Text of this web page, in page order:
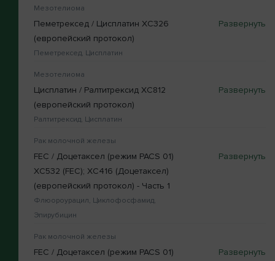
Мезотелиома
Пеметрексед / Цисплатин XC326
(европейский протокол)
Пеметрексед, Цисплатин
Мезотелиома
Цисплатин / Ралтитрексид XC812
(европейский протокол)
Ралтитрексид, Цисплатин
Рак молочной железы
FEC / Доцетаксел (режим PACS 01)
XC532 (FEC); XC416 (Доцетаксел)
(европейский протокол) - Часть 1
Флюороурацил, Циклофосфамид,
Эпирубицин
Рак молочной железы
FEC / Доцетаксел (режим PACS 01)